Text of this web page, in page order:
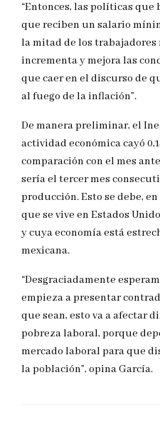
“Entonces, las políticas
que reciben un salario
la mitad de los
incrementa y mejora las
que caer en el discurso de
al fuego de la inflación”.
De manera preliminar, el
actividad económica cayó
comparación con el mes
sería el tercer mes
producción. Esto se debe,
que se vive en Estados
y cuya economía está
mexicana.
“Desgraciadamente
empieza a presentar
que sean, esto va a afectar
pobreza laboral, porque
mercado laboral para que
la población”, opina García.